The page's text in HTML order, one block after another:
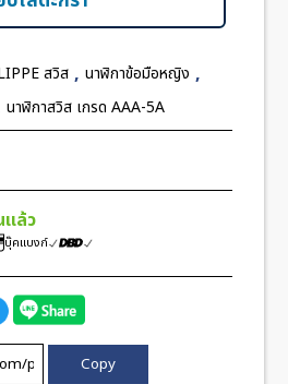
สวิส , นาฬิกาข้อมือหญิง ,
นาฬิกาสวิส เกรด AAA-5A
ล้ว
บุ๊คแบงก์
Copy